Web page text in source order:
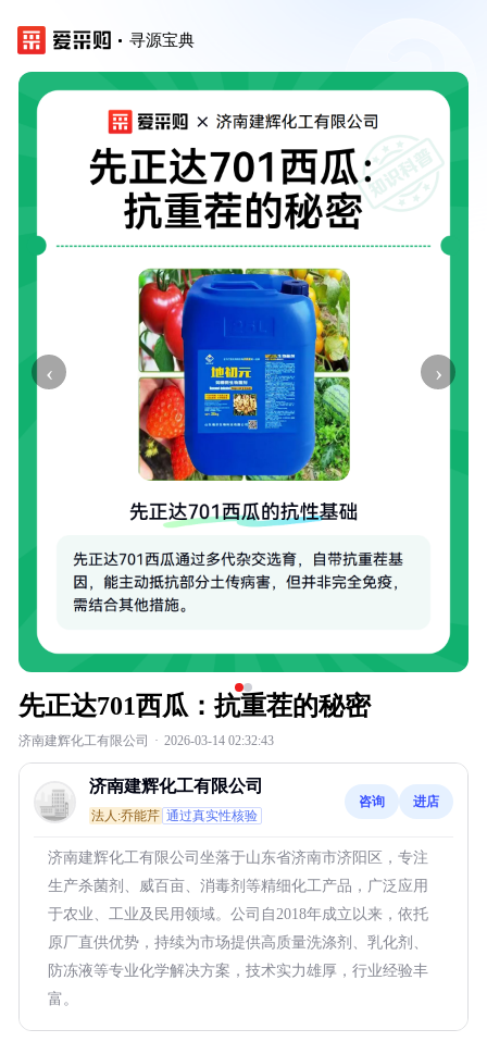
寻源宝典
‹ ›
先正达701西瓜：抗重茬的秘密
济南建辉化工有限公司 · 2026-03-14 02:32:43
济南建辉化工有限公司
法人:乔能芹 通过真实性核验
咨询 进店
济南建辉化工有限公司坐落于山东省济南市济阳区，专注
生产杀菌剂、威百亩、消毒剂等精细化工产品，广泛应用
于农业、工业及民用领域。公司自2018年成立以来，依托
原厂直供优势，持续为市场提供高质量洗涤剂、乳化剂、
防冻液等专业化学解决方案，技术实力雄厚，行业经验丰
富。